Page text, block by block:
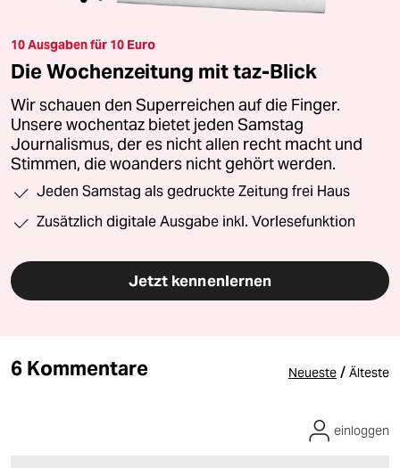
10 Ausgaben für 10 Euro
Die Wochenzeitung mit taz-Blick
Wir schauen den Superreichen auf die Finger.
Unsere wochentaz bietet jeden Samstag
Journalismus, der es nicht allen recht macht und
Stimmen, die woanders nicht gehört werden.
Jeden Samstag als gedruckte Zeitung frei Haus
Zusätzlich digitale Ausgabe inkl. Vorlesefunktion
Jetzt kennenlernen
6 Kommentare Neueste / Älteste
einloggen